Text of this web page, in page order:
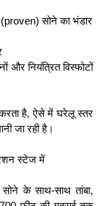
सोने का भंडार
और नियंत्रित विस्फोटों
है, ऐसे में घरेलू स्तर
जा रही है।
स्टेज में
सोने के साथ-साथ तांबा,